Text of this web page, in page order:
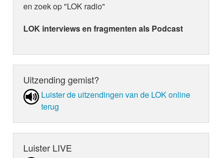
en zoek op "LOK radio"
LOK interviews en fragmenten als Podcast
Uitzending gemist?
Luister de uit­zen­din­gen van de LOK online
terug
Luister LIVE